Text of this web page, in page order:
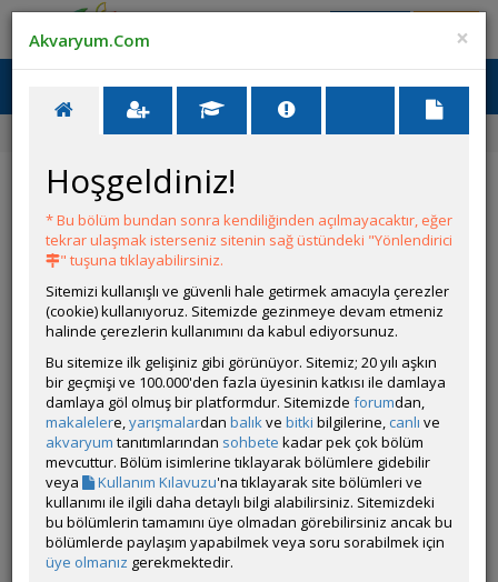
Ana Menü
Akvaryum Tanıtımı Dünden Bugüne..
Dünden Bugüne..
YANIT YAZ Git
MCY4
Çevrim Dışı
Gönderim Zamanı:28 Ocak 2024 18:49
Ölçüler:50x40x35
Canlı Türleri: Otocat, albino cüce vatoz, bronz corry, nerite
salyangozu, ember-neon-transgenetik tetra
Bitki Türleri: Saz ve Kriptokorin
Tankın Yaşı: 1 yıl
Filtrasyon ve Işıklandırma: aquaclear 50 ve wolfmar full
spectrum x2
Tasarım ve Dekorasyon: aquaclay zemin kumu ve black flame
kökler
×
Akvaryum.Com
Hoşgeldiniz!
* Bu bölüm bundan sonra kendiliğinden açılmayacaktır, eğer
tekrar ulaşmak isterseniz sitenin sağ üstündeki "Yönlendirici
" tuşuna tıklayabilirsiniz.
Sitemizi kullanışlı ve güvenli hale getirmek amacıyla çerezler
(cookie) kullanıyoruz. Sitemizde gezinmeye devam etmeniz
halinde çerezlerin kullanımını da kabul ediyorsunuz.
Bu sitemize ilk gelişiniz gibi görünüyor. Sitemiz; 20 yılı aşkın
bir geçmişi ve 100.000'den fazla üyesinin katkısı ile damlaya
damlaya göl olmuş bir platformdur. Sitemizde forumdan,
makalelere,yarışmalardan balıkve bitki bilgilerine, canlı ve
akvaryum tanıtımlarından sohbete kadar pek çok bölüm
mevcuttur. Bölüm isimlerine tıklayarak bölümlere gidebilir
veya
Kullanım Kılavuzu'na tıklayarak site bölümleri ve
kullanımı ile ilgili daha detaylı bilgi alabilirsiniz. Sitemizdeki
bu bölümlerin tamamını üye olmadan görebilirsiniz ancak bu
bölümlerde paylaşım yapabilmek veya soru sorabilmek için
üye olmanız gerekmektedir.